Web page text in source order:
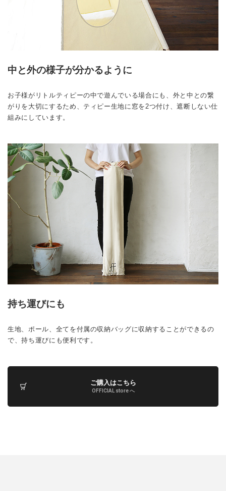
中と外の様子が分かるように
お子様がリトルティピーの中で遊んでいる場合にも、外と中との繋
がりを大切にするため、ティピー生地に窓を2つ付け、遮断しない仕
組みにしています。
持ち運びにも
生地、ポール、全てを付属の収納バッグに収納することができるの
で、持ち運びにも便利です。
ご購入はこちら
OFFICIAL store へ